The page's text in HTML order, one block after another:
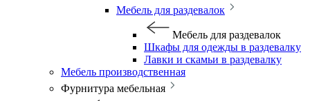
Мебель для раздевалок
Мебель для раздевалок
Шкафы для одежды в раздевалку
Лавки и скамьи в раздевалку
Мебель производственная
Фурнитура мебельная